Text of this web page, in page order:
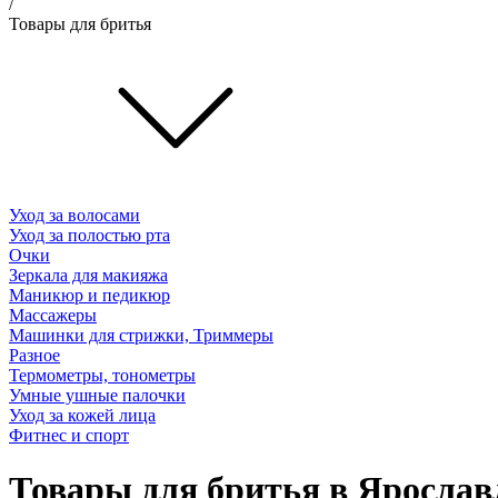
/
Товары для бритья
Уход за волосами
Уход за полостью рта
Очки
Зеркала для макияжа
Маникюр и педикюр
Массажеры
Машинки для стрижки, Триммеры
Разное
Термометры, тонометры
Умные ушные палочки
Уход за кожей лица
Фитнес и спорт
Товары для бритья в